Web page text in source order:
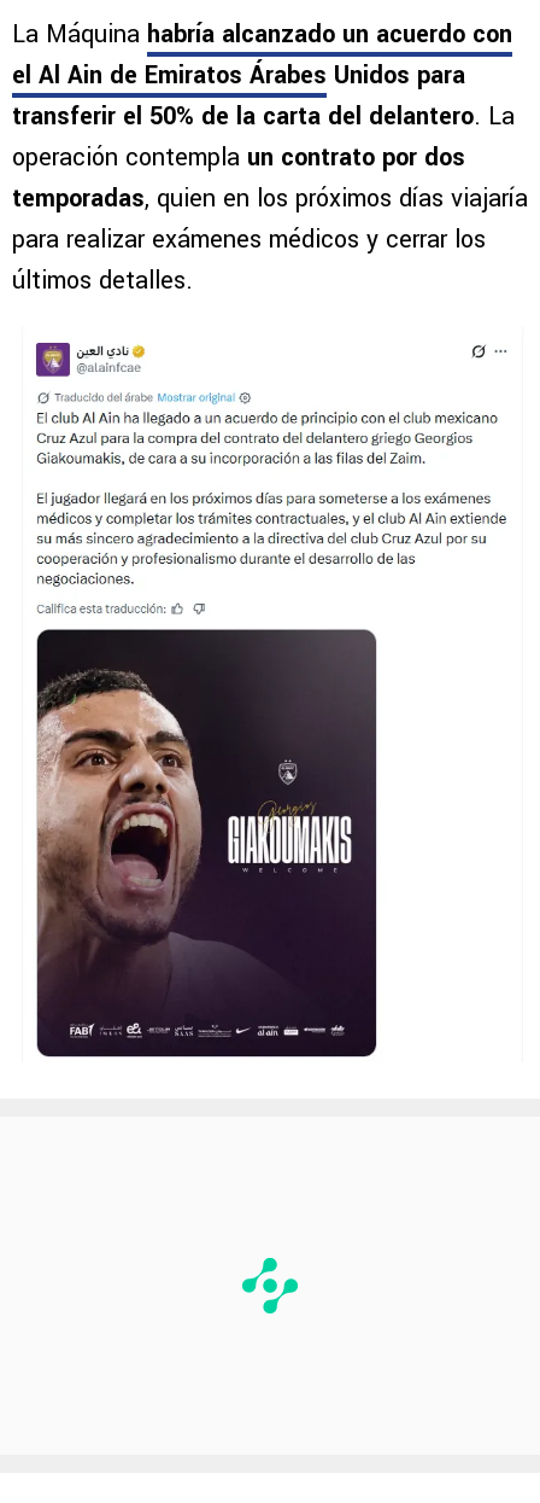
La Máquina habría alcanzado un acuerdo con
el Al Ain de Emiratos Árabes Unidos para
transferir el 50% de la carta del delantero. La
operación contempla un contrato por dos
temporadas, quien en los próximos días viajaría
para realizar exámenes médicos y cerrar los
últimos detalles.